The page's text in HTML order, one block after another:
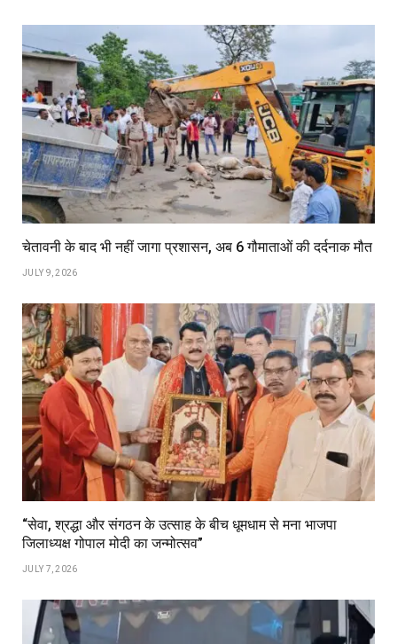
चेतावनी के बाद भी नहीं जागा प्रशासन, अब 6 गौमाताओं की दर्दनाक मौत
JULY 9, 2026
“सेवा, श्रद्धा और संगठन के उत्साह के बीच धूमधाम से मना भाजपा
जिलाध्यक्ष गोपाल मोदी का जन्मोत्सव”
JULY 7, 2026